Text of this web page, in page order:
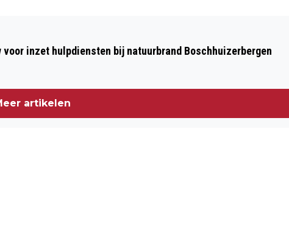
IN WONING TEGELEN: TWEE PERSONEN
voor inzet hulpdiensten bij natuurbrand Boschhuizerbergen
artikelen